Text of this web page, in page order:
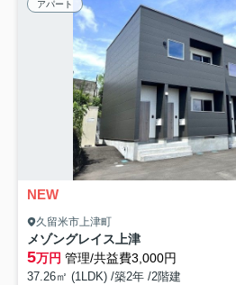
アパート
NEW
久留米市上津町
メゾングレイス上津
5万円 管理/共益費3,000円
37.26㎡ (1LDK) /築2年 /2階建